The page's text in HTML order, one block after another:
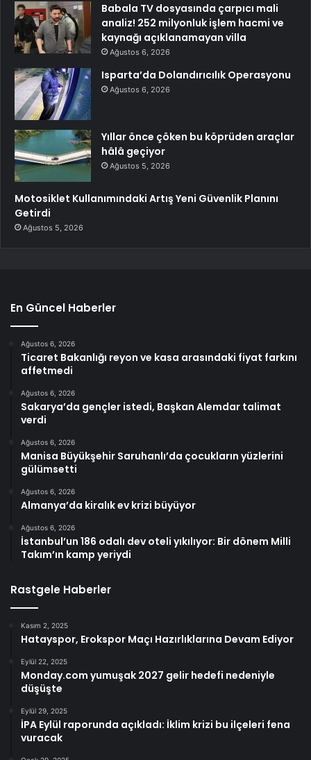
Babala TV dosyasında çarpıcı mali
analiz! 252 milyonluk işlem hacmi ve
kaynağı açıklanamayan villa
Ağustos 6, 2026
Isparta’da Dolandırıcılık Operasyonu
Ağustos 6, 2026
Yıllar önce çöken bu köprüden araçlar
hâlâ geçiyor
Ağustos 5, 2026
Motosiklet Kullanımındaki Artış Yeni Güvenlik Planını
Getirdi
Ağustos 5, 2026
En Güncel Haberler
Ağustos 6, 2026
Ticaret Bakanlığı reyon ve kasa arasındaki fiyat farkını
affetmedi
Ağustos 6, 2026
Sakarya’da gençler istedi, Başkan Alemdar talimat
verdi
Ağustos 6, 2026
Manisa Büyükşehir Saruhanlı’da çocukların yüzlerini
gülümsetti
Ağustos 6, 2026
Almanya’da kiralık ev krizi büyüyor
Ağustos 6, 2026
İstanbul’un 186 odalı dev oteli yıkılıyor: Bir dönem Milli
Takım’ın kamp yeriydi
Rastgele Haberler
Kasım 2, 2025
Hatayspor, Erokspor Maçı Hazırlıklarına Devam Ediyor
Eylül 22, 2025
Monday.com yumuşak 2027 gelir hedefi nedeniyle
düşüşte
Eylül 29, 2025
İPA Eylül raporunda açıkladı: İklim krizi bu ilçeleri fena
vuracak